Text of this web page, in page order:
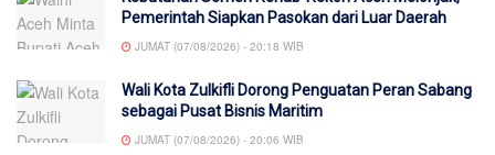
Pemerintah Siapkan Pasokan dari Luar Daerah
JUMAT (07/08/2026) - 20:18 WIB
Wali Kota Zulkifli Dorong Penguatan Peran Sabang
sebagai Pusat Bisnis Maritim
JUMAT (07/08/2026) - 20:06 WIB